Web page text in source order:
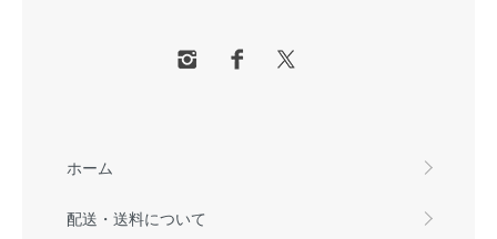
ホーム
配送・送料について